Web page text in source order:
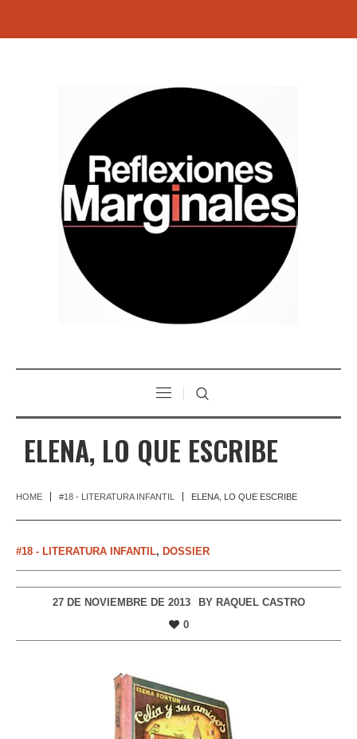
ELENA, LO QUE ESCRIBE
HOME #18 - LITERATURA INFANTIL ELENA, LO QUE ESCRIBE
#18 - LITERATURA INFANTIL, DOSSIER
27 DE NOVIEMBRE DE 2013 BY RAQUEL CASTRO
0